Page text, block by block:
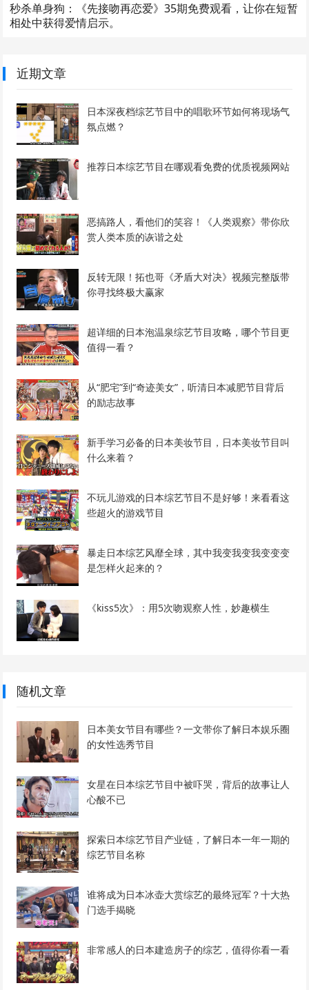
秒杀单身狗：《先接吻再恋爱》35期免费观看，让你在短暂
相处中获得爱情启示。
近期文章
日本深夜档综艺节目中的唱歌环节如何将现场气
氛点燃？
推荐日本综艺节目在哪观看免费的优质视频网站
恶搞路人，看他们的笑容！《人类观察》带你欣
赏人类本质的诙谐之处
反转无限！拓也哥《矛盾大对决》视频完整版带
你寻找终极大赢家
超详细的日本泡温泉综艺节目攻略，哪个节目更
值得一看？
从“肥宅”到“奇迹美女”，听清日本减肥节目背后
的励志故事
新手学习必备的日本美妆节目，日本美妆节目叫
什么来着？
不玩儿游戏的日本综艺节目不是好够！来看看这
些超火的游戏节目
暴走日本综艺风靡全球，其中我变我变我变变变
是怎样火起来的？
《kiss5次》：用5次吻观察人性，妙趣横生
随机文章
日本美女节目有哪些？一文带你了解日本娱乐圈
的女性选秀节目
女星在日本综艺节目中被吓哭，背后的故事让人
心酸不已
探索日本综艺节目产业链，了解日本一年一期的
综艺节目名称
谁将成为日本冰壶大赏综艺的最终冠军？十大热
门选手揭晓
非常感人的日本建造房子的综艺，值得你看一看